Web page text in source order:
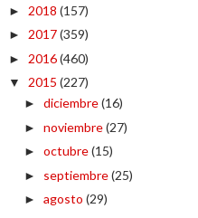
► 2018 (157)
► 2017(359)
► 2016(460)
▼ 2015 (227)
► diciembre(16)
► noviembre(27)
► octubre(15)
► septiembre(25)
► agosto (29)